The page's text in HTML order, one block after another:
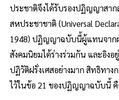
ประชาติจึงได้รับรองปฏิญญาสา
สหประชาชาติ (Universal
1948) ปฏิญญาฉบับนี้ผู้แทนจาก
สังคมนิยมได้ร่างร่วมกัน และอิง
ปฏิวัติฝรั่งเศสอย่างมาก สิทธิทาง
ไว้ในข้อ 21 ของปฏิญญาฉบับนี้